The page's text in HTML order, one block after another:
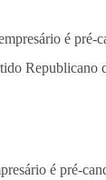
é pré-